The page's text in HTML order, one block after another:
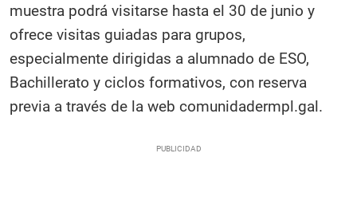
muestra podrá visitarse hasta el 30 de junio y
ofrece visitas guiadas para grupos,
especialmente dirigidas a alumnado de ESO,
Bachillerato y ciclos formativos, con reserva
previa a través de la web comunidadermpl.gal.